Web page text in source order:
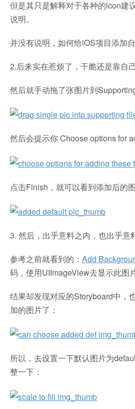
但是其只是解释对于各种的icon建
说明。
并没有说明，如何给iOS项目添加自
2.后来实在惹烦了，干脆还是靠自己
然后就手动拖了张图片到
然后会提示你 Choose options for
点击Finish，就可以看到添加后的
3. 然后，出乎意料之内，也出乎意
参考之前就看到的： Add
码，使用UIImageView去显示此图片
结果却发现对应的Storyboard中，
加的图片了：
所以，去设置一下默认图片为
整一下：